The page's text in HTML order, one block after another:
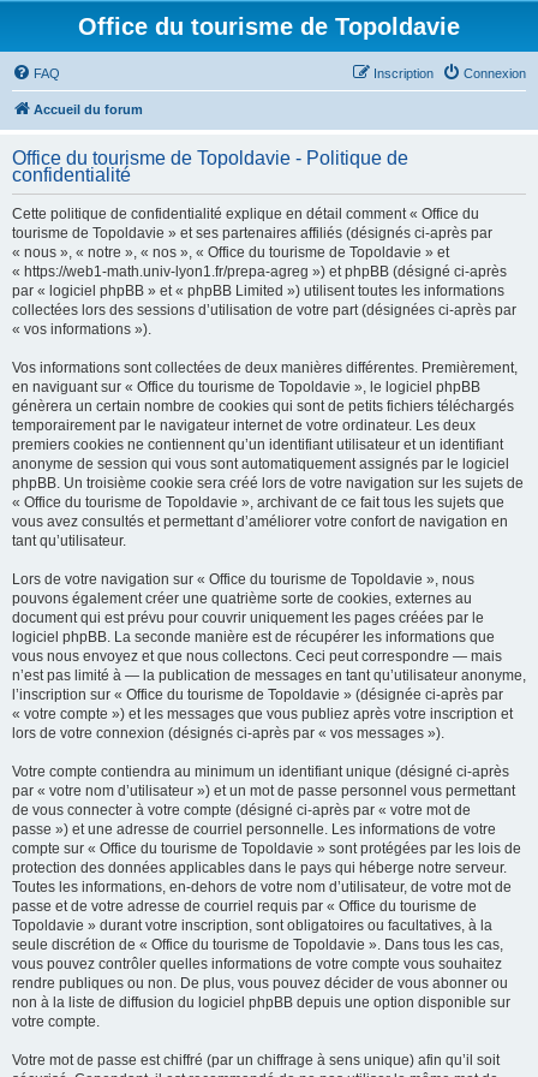
Office du tourisme de Topoldavie
FAQ Connexion
Inscription
Accueil du forum
Office du tourisme de Topoldavie - Politique de
confidentialité
Cette politique de confidentialité explique en détail comment « Office du
tourisme de Topoldavie » et ses partenaires affiliés (désignés ci-après par
« nous », « notre », « nos », « Office du tourisme de Topoldavie » et
« https://web1-math.univ-lyon1.fr/prepa-agreg ») et phpBB (désigné ci-après
par « logiciel phpBB » et « phpBB Limited ») utilisent toutes les informations
collectées lors des sessions d’utilisation de votre part (désignées ci-après par
« vos informations »).
Vos informations sont collectées de deux manières différentes. Premièrement,
en naviguant sur « Office du tourisme de Topoldavie », le logiciel phpBB
génèrera un certain nombre de cookies qui sont de petits fichiers téléchargés
temporairement par le navigateur internet de votre ordinateur. Les deux
premiers cookies ne contiennent qu’un identifiant utilisateur et un identifiant
anonyme de session qui vous sont automatiquement assignés par le logiciel
phpBB. Un troisième cookie sera créé lors de votre navigation sur les sujets de
« Office du tourisme de Topoldavie », archivant de ce fait tous les sujets que
vous avez consultés et permettant d’améliorer votre confort de navigation en
tant qu’utilisateur.
Lors de votre navigation sur « Office du tourisme de Topoldavie », nous
pouvons également créer une quatrième sorte de cookies, externes au
document qui est prévu pour couvrir uniquement les pages créées par le
logiciel phpBB. La seconde manière est de récupérer les informations que
vous nous envoyez et que nous collectons. Ceci peut correspondre — mais
n’est pas limité à — la publication de messages en tant qu’utilisateur anonyme,
l’inscription sur « Office du tourisme de Topoldavie » (désignée ci-après par
« votre compte ») et les messages que vous publiez après votre inscription et
lors de votre connexion (désignés ci-après par « vos messages »).
Votre compte contiendra au minimum un identifiant unique (désigné ci-après
par « votre nom d’utilisateur ») et un mot de passe personnel vous permettant
de vous connecter à votre compte (désigné ci-après par « votre mot de
passe ») et une adresse de courriel personnelle. Les informations de votre
compte sur « Office du tourisme de Topoldavie » sont protégées par les lois de
protection des données applicables dans le pays qui héberge notre serveur.
Toutes les informations, en-dehors de votre nom d’utilisateur, de votre mot de
passe et de votre adresse de courriel requis par « Office du tourisme de
Topoldavie » durant votre inscription, sont obligatoires ou facultatives, à la
seule discrétion de « Office du tourisme de Topoldavie ». Dans tous les cas,
vous pouvez contrôler quelles informations de votre compte vous souhaitez
rendre publiques ou non. De plus, vous pouvez décider de vous abonner ou
non à la liste de diffusion du logiciel phpBB depuis une option disponible sur
votre compte.
Votre mot de passe est chiffré (par un chiffrage à sens unique) afin qu’il soit